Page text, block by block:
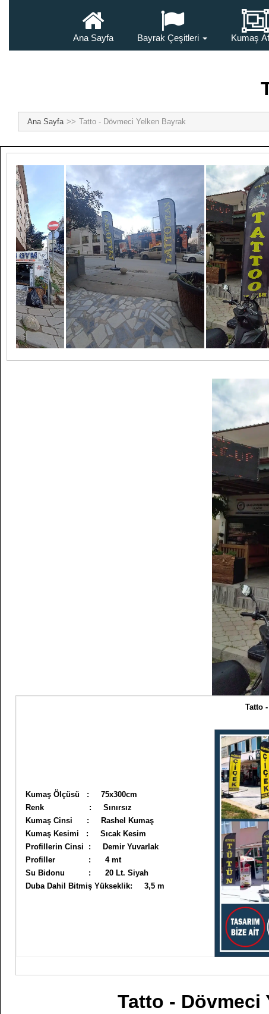
Ana Sayfa Tatto - Dövmeci Yelken Bayrak
Ana Sayfa Bayrak Çeşitleri Kumaş
Tatto
Kumaş Ölçüsü : 75x300cm
Renk : Sınırsız
Kumaş Cinsi : Rashel Kumaş
Kumaş Kesimi : Sıcak Kesim
Profillerin Cinsi : Demir Yuvarlak
Profiller : 4 mt
Su Bidonu : 20 Lt. Siyah
Duba Dahil Bitmiş Yükseklik: 3,5 m
Tatto - Dövmeci